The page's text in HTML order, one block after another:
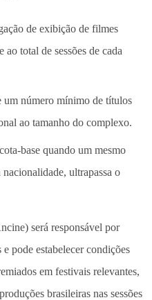
de exibição de filmes
total de sessões de cada
número mínimo de títulos
ao tamanho do complexo.
base quando um mesmo
ultrapassa o
será responsável por
pode estabelecer condições
em festivais relevantes,
brasileiras nas sessões